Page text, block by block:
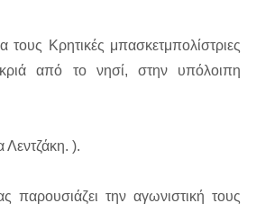
τους Κρητικές μπασκετμπολίστριες
από το νησί, στην υπόλοιπη
).
παρουσιάζει την αγωνιστική τους